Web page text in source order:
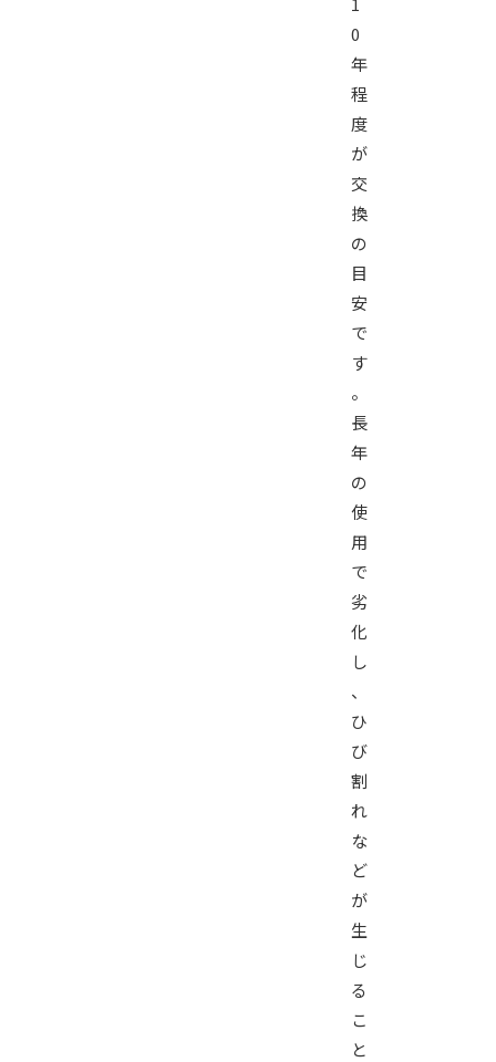
0
年
程
度
が
交
換
の
目
安
で
す
。
長
年
の
使
用
で
劣
化
し
、
ひ
び
割
れ
な
ど
が
生
じ
る
こ
と